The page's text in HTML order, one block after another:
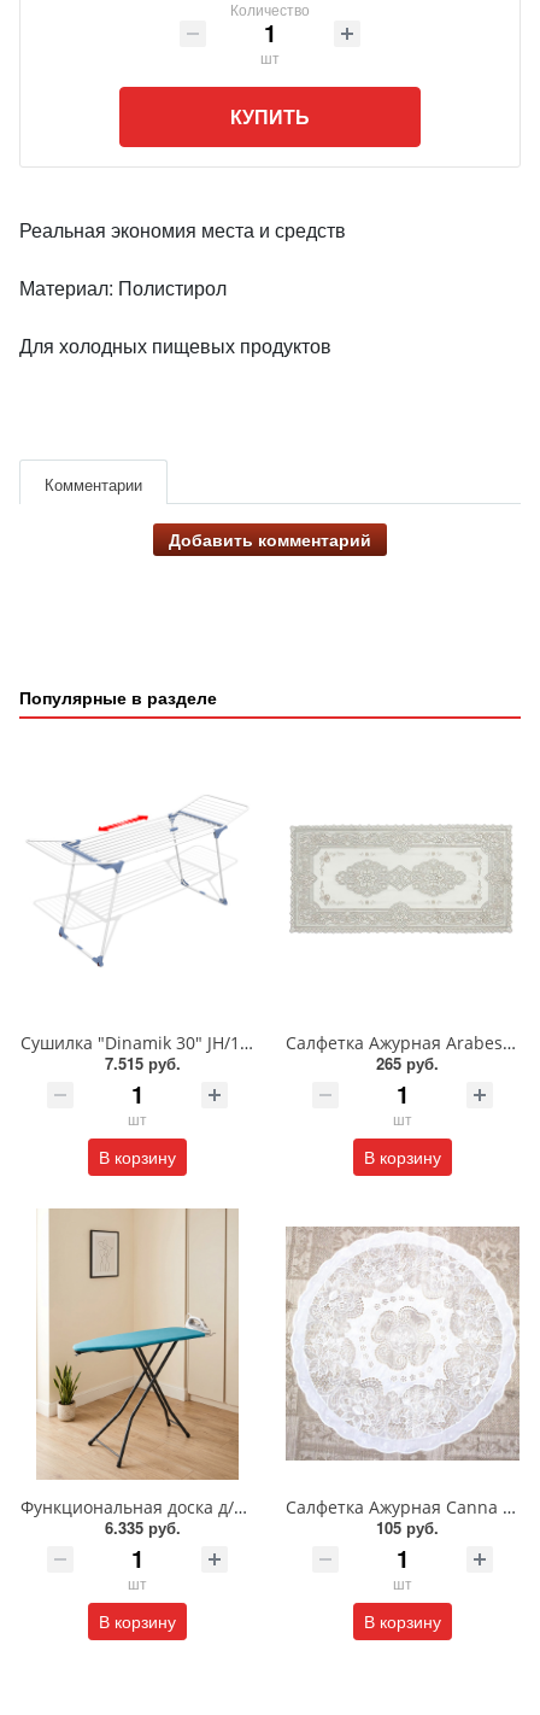
Количество
шт
КУПИТЬ
Реальная экономия места и средств
Материал: Полистирол
Для холодных пищевых продуктов
Комментарии
Добавить комментарий
Популярные в разделе
Сушилка "Dinamik 30" JH/13619
7.515 руб.
шт
В корзину
Салфетка Ажурная Arabesque 40*84см
265 руб.
шт
В корзину
Функциональная доска д/отпаривания 2в1 Парис
6.335 руб.
шт
В корзину
Салфетка Ажурная Canna 40см
105 руб.
шт
В корзину